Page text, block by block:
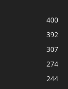
400
392
307
274
244